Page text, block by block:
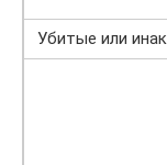
Убитые или